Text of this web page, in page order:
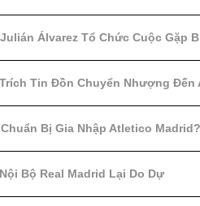
Álvarez Tổ Chức Cuộc Gặp
Tin Đồn Chuyển Nhượng Đến
Bị Gia Nhập Atletico Madrid?
Bộ Real Madrid Lại Do Dự